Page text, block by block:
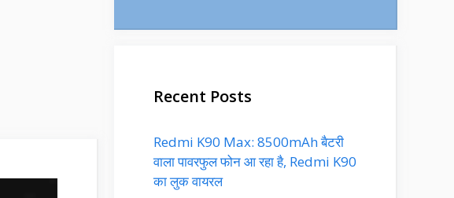
Recent Posts
Redmi K90 Max: 8500mAh बैटरी
वाला पावरफुल फोन आ रहा है, Redmi K90
का लुक वायरल